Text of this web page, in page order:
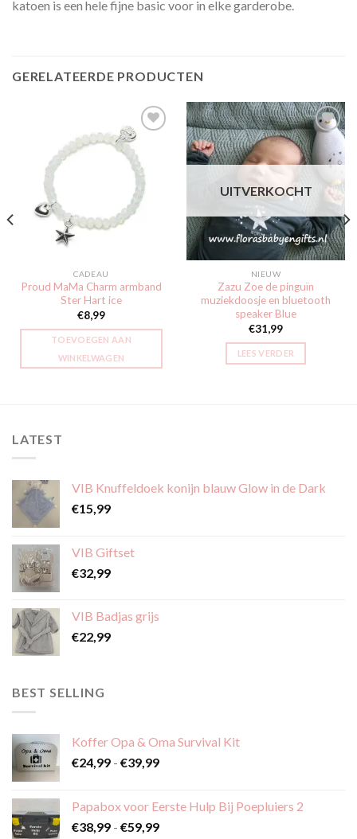
katoen is een hele fijne basic voor in elke garderobe.
GERELATEERDE PRODUCTEN
Toevoegen
aan
verlanglijst
CADEAU
Proud MaMa Charm armband
Ster Hart ice
€8,99
TOEVOEGEN AAN
WINKELWAGEN
verlanglijst
UITVERKOCHT
NIEUW
Zazu Zoe de pinguïn
muziekdoosje en bluetooth
speaker Blue
€31,99
LEES VERDER
LATEST
VIB Knuffeldoek konijn blauw Glow in de Dark
€15,99
VIB Giftset
€32,99
VIB Badjas grijs
€22,99
BEST SELLING
Koffer Opa & Oma Survival Kit
€24,99 - €39,99Prijsklasse:
€39,99
Papabox voor Eerste Hulp Bij Poepluiers 2
€38,99 - €59,99Prijsklasse: